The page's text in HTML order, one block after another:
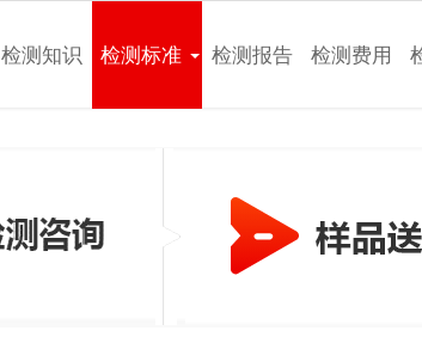
检测知识 检测标准 检测报告 检测费用